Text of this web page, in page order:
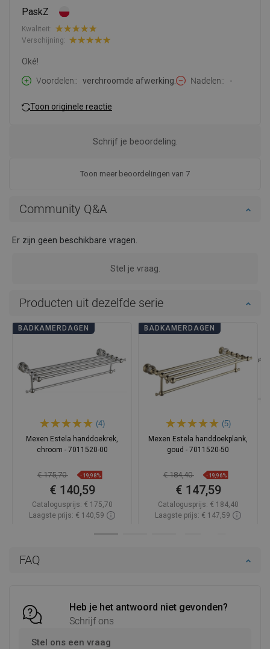
FAQ
Heb je het antwoord niet gevonden?
Schrijf ons
Stel ons een vraag
PaskZ
Kwaliteit:
Verschijning:
Oké!
Voordelen:
verchroomde afwerking. Nadelen: -
Toon originele reactie
Toon meer beoordelingen van 7
Schrijf je beoordeling.
Community Q&A
Er zijn geen beschikbare vragen.
Stel je vraag.
Producten uit dezelfde serie
BADKAMERDAGEN
(4)
Mexen Estela handdoekrek,
chroom - 7011520-00
€ 175,70 -19,98%
€ 140,59
Catalogusprijs: € 175,70
Laagste prijs: € 140,59
BADKAMERDAGEN
(5)
Mexen Estela handdoekplank,
goud - 7011520-50
€ 184,40 -19,96%
€ 147,59
Catalogusprijs: € 184,40
Laagste prijs: € 147,59